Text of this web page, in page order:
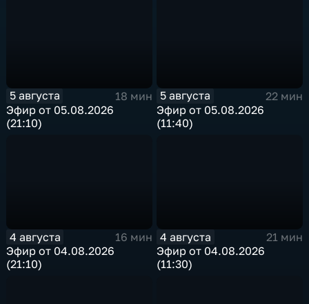
5 августа
18 мин
Эфир от 05.08.2026
(21:10)
5 августа
22 мин
Эфир от 05.08.2026
(11:40)
4 августа
16 мин
Эфир от 04.08.2026
(21:10)
4 августа
21 мин
Эфир от 04.08.2026
(11:30)